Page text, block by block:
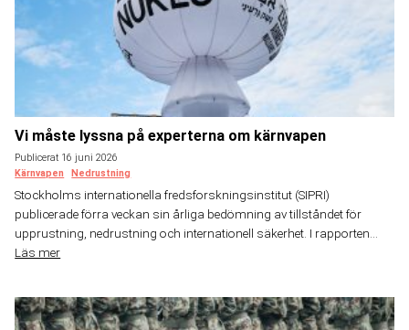
Vi måste lyssna på experterna om kärnvapen
Publicerat 16 juni 2026
Kärnvapen
Nedrustning
Stockholms internationella fredsforskningsinstitut (SIPRI)
publicerade förra veckan sin årliga bedömning av tillståndet för
upprustning, nedrustning och internationell säkerhet. I rapporten...
Läs mer